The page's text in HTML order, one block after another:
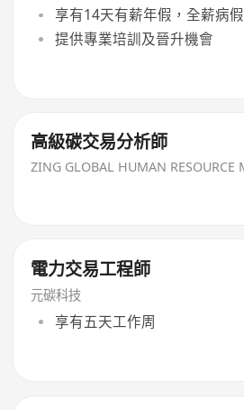
享有14天有薪年假，全薪病假
提供專業培訓及晉升機會
高級碳交易分析師
電力交易工程師
元碳科技
享有五天工作周